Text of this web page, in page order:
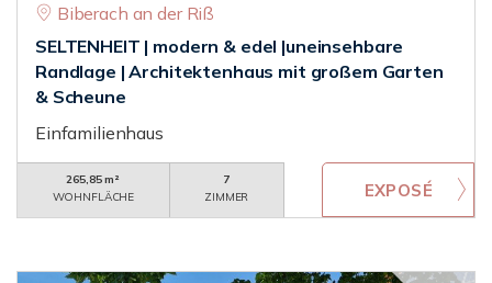
Biberach an der Riß
SELTENHEIT | modern & edel |uneinsehbare
Randlage | Architektenhaus mit großem Garten
& Scheune
Einfamilienhaus
265,85 m²
WOHNFLÄCHE
7
ZIMMER